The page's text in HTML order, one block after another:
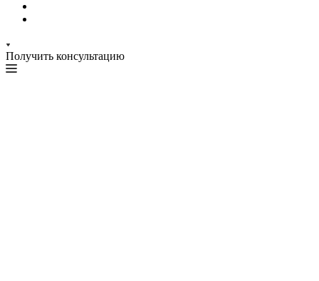
Получить консультацию